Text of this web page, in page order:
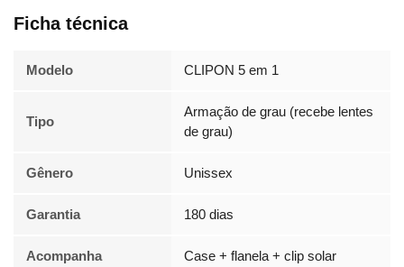
Ficha técnica
Modelo CLIPON 5 em 1
Tipo
Armação de grau (recebe lentes
de grau)
Gênero Unissex
Garantia 180 dias
Acompanha Case + flanela + clip solar